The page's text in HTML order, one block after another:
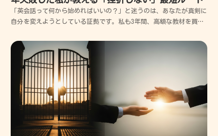
「英会話って何から始めればいいの？」と迷うのは、あなたが真剣に
自分を変えようとしている証拠です。私も3年間、高額な教材を買っ
っきり分かります。この記事では、私の失敗談をベースに、誰でも今
日から迷わず一歩を踏み出せる最短ルートを優しくお伝え...